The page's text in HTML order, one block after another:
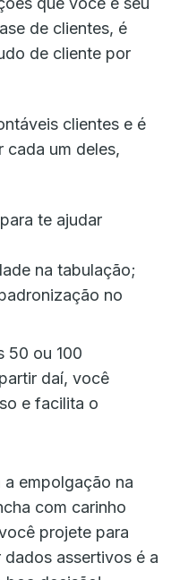
de clientes, é
de cliente por
clientes e é
cada um deles,
te ajudar
na tabulação;
no
50 ou 100
daí, você
e facilita o
a empolgação na
com carinho
projete para
assertivos é a